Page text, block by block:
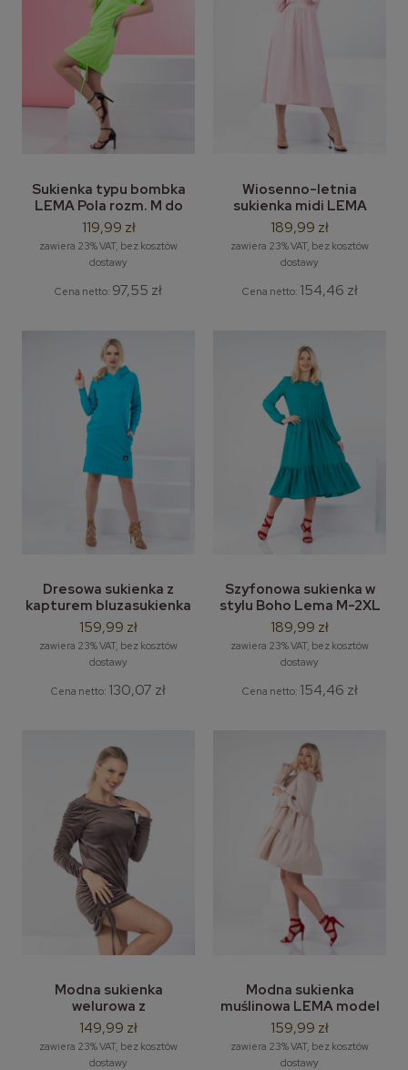
Sukienka typu bombka
LEMA Pola rozm. M do
3XL
119,99 zł
zawiera 23% VAT, bez kosztów
dostawy
Cena netto: 97,55 zł
Wiosenno-letnia
sukienka midi LEMA
model Pamela S-2XL
189,99 zł
zawiera 23% VAT, bez kosztów
dostawy
Cena netto: 154,46 zł
Dresowa sukienka z
kapturem bluzasukienka
sportowa LEMA model
Livia
159,99 zł
zawiera 23% VAT, bez kosztów
dostawy
Cena netto: 130,07 zł
Szyfonowa sukienka w
stylu Boho Lema M-2XL
pastelowe kolory
189,99 zł
zawiera 23% VAT, bez kosztów
dostawy
Cena netto: 154,46 zł
Modna sukienka
welurowa z
marszczeniem LEMA
model Elwira drapowana
rozm. S/M do 2/3XL
149,99 zł
zawiera 23% VAT, bez kosztów
dostawy
Modna sukienka
muślinowa LEMA model
Luna M-2XL
159,99 zł
zawiera 23% VAT, bez kosztów
dostawy